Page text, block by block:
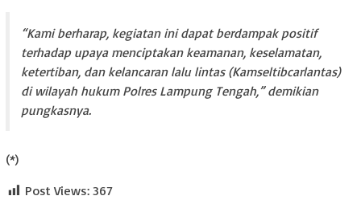
“Kami berharap, kegiatan ini dapat berdampak positif
terhadap upaya menciptakan keamanan, keselamatan,
ketertiban, dan kelancaran lalu lintas (Kamseltibcarlantas)
di wilayah hukum Polres Lampung Tengah,” demikian
pungkasnya.
(*)
Post Views: 367